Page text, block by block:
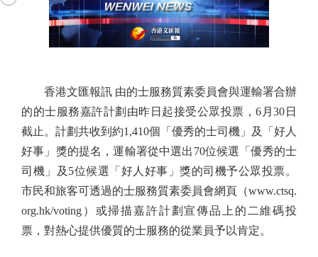
香港文匯報訊 由的士服務質素委員會與運輸署合辦
的的士服務嘉許計劃由昨日起接受公眾投票，6月30日
截止。計劃共收到約1,410個「優秀的士司機」及「好人
好事」獎的提名，運輸署從中選出70位候選「優秀的士
司機」及5位候選「好人好事」獎的司機予公眾投票。
市民和旅客可透過的士服務質素委員會網頁（www.ctsq.
org.hk/voting）或掃描嘉許計劃宣傳品上的二維碼投
票，對熱心提供優質的士服務的從業員予以肯定。